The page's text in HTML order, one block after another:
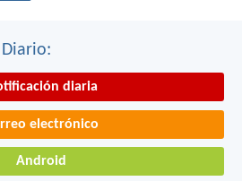
diaria
electrónico
Android